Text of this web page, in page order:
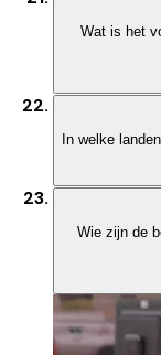
Wat is het
In welke
Wie zijn de